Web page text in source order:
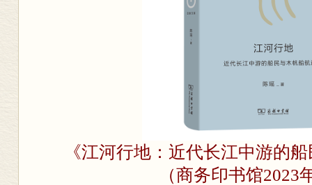
《江河行地：近代长江中游的
（商务印书馆2023